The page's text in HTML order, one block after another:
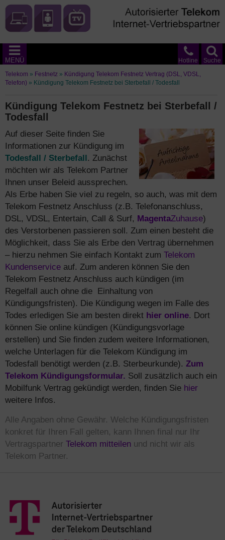
Suche
Hotline
MENÜ
Telekom » Festnetz » Kündigung Telekom Festnetz Vertrag (DSL, VDSL,
Telefon) » Kündigung Telekom Festnetz bei Sterbefall / Todesfall
Kündigung Telekom Festnetz bei Sterbefall /
Todesfall
Auf dieser Seite finden Sie
Informationen zur Kündigung im
Todesfall / Sterbefall. Zunächst
möchten wir als Telekom Partner
Ihnen unser Beleid aussprechen.
Als Erbe haben Sie viel zu regeln, so auch, was mit dem
Telekom Festnetz Anschluss (z.B. Telefonanschluss,
DSL, VDSL, Entertain, Call & Surf, MagentaZuhause)
des Verstorbenen passieren soll. Zum einen besteht die
Möglichkeit, dass Sie als Erbe den Vertrag übernehmen
– hierzu nehmen Sie einfach Kontakt zum Telekom
Kundenservice auf. Zum anderen können Sie den
Telekom Festnetz Anschluss auch kündigen (im
Regelfall auch ohne die Einhaltung von
Kündigungsfristen). Die Kündigung wegen im Falle des
Todes erledigen Sie am besten direkt hier online. Dort
können Sie online kündigen (Kündigungsvorlage
erstellen) und Sie finden zudem weitere Informationen,
welche Unterlagen für die Telekom Kündigung im
Todesfall benötigt werden (z.B. Sterbeurkunde). Zum
Telekom Kündigungsformular. Soll zusätzlich auch ein
Mobilfunk Vertrag gekündigt werden, finden Sie hier
weitere Infos.
Alle Angaben ohne Gewähr. Welche Kündigungsfristen
konkret für Ihren Fall gelten, kann Ihnen final nur Ihr
Vertragspartner Telekom mitteilen und nicht wir als
Telekom Partner.